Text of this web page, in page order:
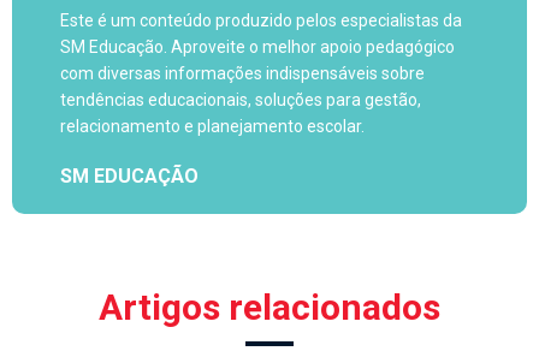
Este é um conteúdo produzido pelos especialistas da
SM Educação. Aproveite o melhor apoio pedagógico
com diversas informações indispensáveis sobre
tendências educacionais, soluções para gestão,
relacionamento e planejamento escolar.
SM EDUCAÇÃO
Artigos relacionados